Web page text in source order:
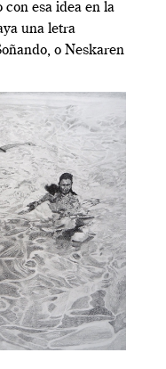
esa idea en la
una letra
o Neskaren